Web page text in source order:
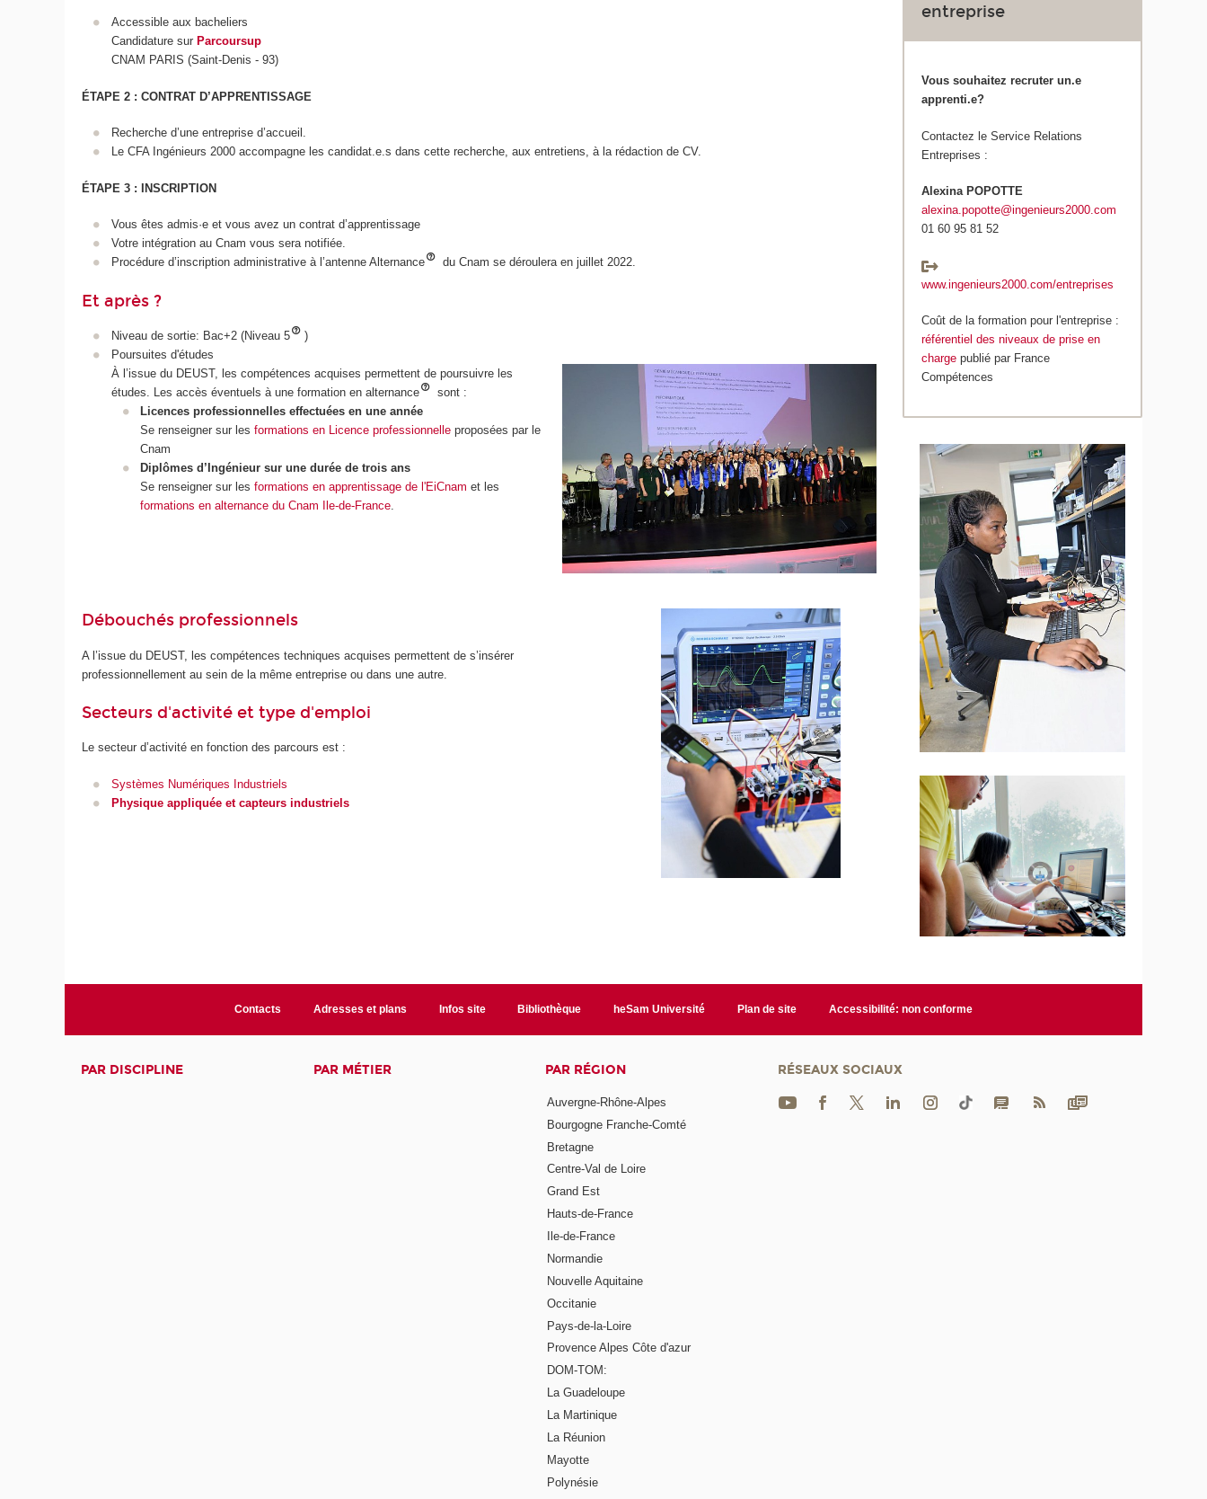
Accessible aux bacheliers
Candidature sur Parcoursup
CNAM PARIS (Saint-Denis - 93)
ÉTAPE 2 : CONTRAT D’APPRENTISSAGE
Recherche d’une entreprise d’accueil.
Le CFA Ingénieurs 2000 accompagne les candidat.e.s dans cette recherche, aux entretiens, à la rédaction de CV.
ÉTAPE 3 : INSCRIPTION
Vous êtes admis·e et vous avez un contrat d’apprentissage
Votre intégration au Cnam vous sera notifiée.
Procédure d’inscription administrative à l’antenne Alternance
du Cnam se déroulera en juillet 2022.
Et après ?
Niveau de sortie: Bac+2 (Niveau 5
)
Poursuites d'études
À l’issue du DEUST, les compétences acquises permettent de poursuivre les
études. Les accès éventuels à une formation en alternance
sont :
Licences professionnelles effectuées en une année
Se renseigner sur lesformations en Licence professionnelle proposées par le
Cnam
Diplômes d’Ingénieur sur une durée de trois ans
Se renseigner sur lesformations en apprentissage de l'EiCnam et les
formations en alternance du Cnam Ile-de-France.
Débouchés professionnels
A l’issue du DEUST, les compétences techniques acquises permettent de s’insérer
professionnellement au sein de la même entreprise ou dans une autre.
Secteurs d'activité et type d'emploi
Le secteur d’activité en fonction des parcours est :
Systèmes Numériques Industriels
Physique appliquée et capteurs industriels
entreprise
Vous souhaitez recruter un.e
apprenti.e?
Contactez le Service Relations
Entreprises :
Alexina POPOTTE
alexina.popotte@ingenieurs2000.com
01 60 95 81 52
www.ingenieurs2000.com/entreprises
Coût de la formation pour l'entreprise :
référentiel des niveaux de prise en
charge publié par France
Compétences
Contacts Adresses et plans Infos site Bibliothèque heSam Université Plan de site Accessibilité: non conforme
PAR DISCIPLINE PAR MÉTIER PAR RÉGION
Auvergne-Rhône-Alpes
Bourgogne Franche-Comté
Bretagne
Centre-Val de Loire
Grand Est
Hauts-de-France
Ile-de-France
Normandie
Nouvelle Aquitaine
Occitanie
Pays-de-la-Loire
Provence Alpes Côte d'azur
DOM-TOM:
La Guadeloupe
La Martinique
La Réunion
Mayotte
Polynésie
RÉSEAUX SOCIAUX